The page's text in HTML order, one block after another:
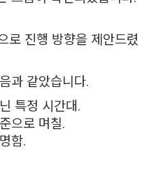
로 진행 방향을 제안드렸
과 같았습니다.
특정 시간대.
으로 며칠.
함.